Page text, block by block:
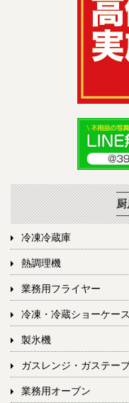
厨
冷凍冷蔵庫
熱調理機
業務用フライヤー
冷凍・冷蔵ショーケース
製氷機
ガスレンジ・ガステー
業務用オーブン